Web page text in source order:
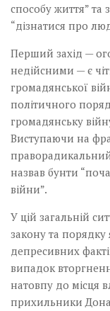
способу життя” та
“дізнатися про
Перший захід —
недійсними — є
громадянської
політичного
громадянську
Виступаючи на
назвав бунти
війни”.
У цій загальній
закону та порядку
депресивних
випадок
натовпу до місця
прихильники